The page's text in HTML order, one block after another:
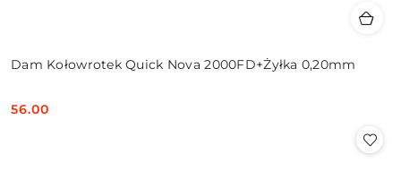
Dam Kołowrotek Quick Nova 2000FD+Żyłka 0,20mm
Cena:
56.00